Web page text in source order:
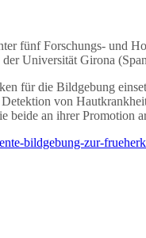
fünf Forschungs- und
Universität Girona
für die Bildgebung
von
beide an ihrer Promotion
bildgebung-zur-